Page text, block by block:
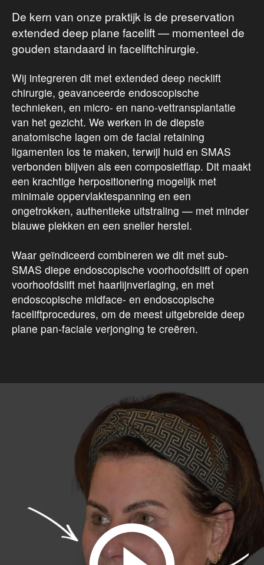
De kern van onze praktijk is de preservation
extended deep plane facelift — momenteel de
gouden standaard in faceliftchirurgie.
Wij integreren dit met extended deep necklift
chirurgie, geavanceerde endoscopische
technieken, en micro- en nano-vettransplantatie
van het gezicht. We werken in de diepste
anatomische lagen om de facial retaining
ligamenten los te maken, terwijl huid en SMAS
verbonden blijven als een composietflap. Dit maakt
een krachtige herpositionering mogelijk met
minimale oppervlaktespanning en een
ongetrokken, authentieke uitstraling — met minder
blauwe plekken en een sneller herstel.
Waar geïndiceerd combineren we dit met sub-
SMAS diepe endoscopische voorhoofdslift of open
voorhoofdslift met haarlijnverlaging, en met
endoscopische midface- en endoscopische
faceliftprocedures, om de meest uitgebreide deep
plane pan-faciale verjonging te creëren.